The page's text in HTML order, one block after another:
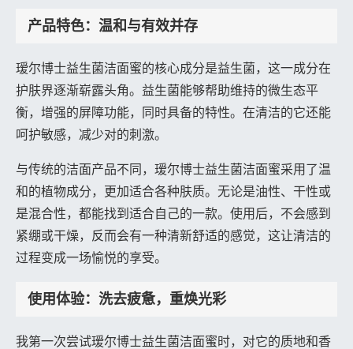
产品特色：温和与有效并存
瑷尔博士益生菌洁面蜜的核心成分是益生菌，这一成分在
护肤界逐渐崭露头角。益生菌能够帮助维持的微生态平
衡，增强的屏障功能，同时具备的特性。在清洁的它还能
呵护敏感，减少对的刺激。
与传统的洁面产品不同，瑷尔博士益生菌洁面蜜采用了温
和的植物成分，更加适合各种肤质。无论是油性、干性或
是混合性，都能找到适合自己的一款。使用后，不会感到
紧绷或干燥，反而会有一种清新舒适的感觉，这让清洁的
过程变成一场愉悦的享受。
使用体验：洗去疲惫，重焕光彩
我第一次尝试瑷尔博士益生菌洁面蜜时，对它的质地和香